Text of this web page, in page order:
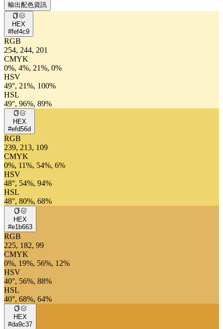
輸出配色資訊
HEX
#fef4c9
RGB
254, 244, 201
CMYK
0%, 4%, 21%, 0%
HSV
49°, 21%, 100%
HSL
49°, 96%, 89%
HEX
#efd56d
RGB
239, 213, 109
CMYK
0%, 11%, 54%, 6%
HSV
48°, 54%, 94%
HSL
48°, 80%, 68%
HEX
#e1b663
RGB
225, 182, 99
CMYK
0%, 19%, 56%, 12%
HSV
40°, 56%, 88%
HSL
40°, 68%, 64%
HEX
#da9c37